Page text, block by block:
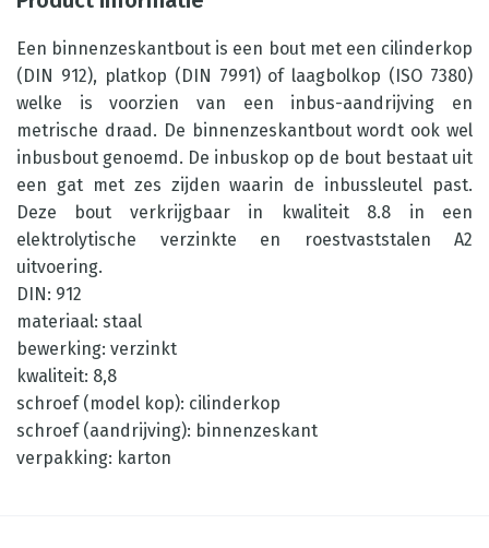
Een binnenzeskantbout is een bout met een cilinderkop
(DIN 912), platkop (DIN 7991) of laagbolkop (ISO 7380)
welke is voorzien van een inbus-aandrijving en
metrische draad. De binnenzeskantbout wordt ook wel
inbusbout genoemd. De inbuskop op de bout bestaat uit
een gat met zes zijden waarin de inbussleutel past.
Deze bout verkrijgbaar in kwaliteit 8.8 in een
elektrolytische verzinkte en roestvaststalen A2
uitvoering.
DIN: 912
materiaal: staal
bewerking: verzinkt
kwaliteit: 8,8
schroef (model kop): cilinderkop
schroef (aandrijving): binnenzeskant
verpakking: karton